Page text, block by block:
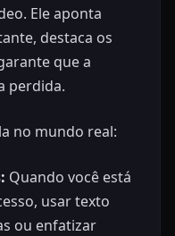
Ele aponta
destaca os
que a
perdida.
no mundo real:
Quando você está
usar texto
ou enfatizar